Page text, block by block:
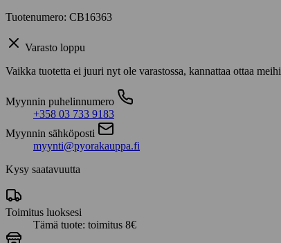
Tuotenumero: CB16363
Varasto loppu
Vaikka tuotetta ei juuri nyt ole varastossa, kannattaa ottaa
Myynnin puhelinnumero
+358 03 733 9183
Myynnin sähköposti
myynti@pyorakauppa.fi
Kysy saatavuutta
Toimitus luoksesi
Tämä tuote: toimitus 8€